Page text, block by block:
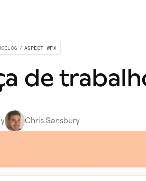
/ ASPECT WFX
de
Chris Sansbury